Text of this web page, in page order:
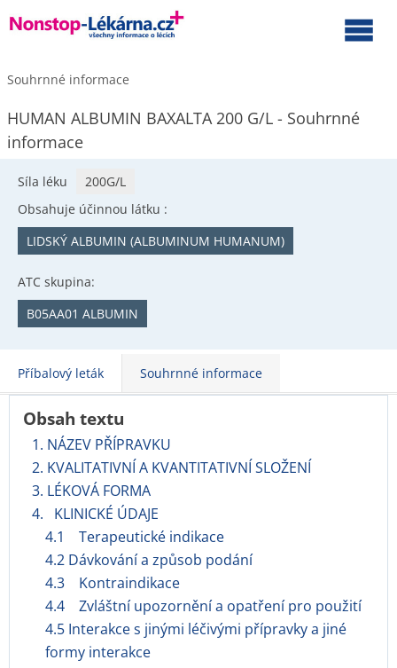
Souhrnné informace
HUMAN ALBUMIN BAXALTA 200 G/L - Souhrnné
informace
Síla léku
200G/L
Obsahuje účinnou látku :
LIDSKÝ ALBUMIN (ALBUMINUM HUMANUM)
ATC skupina:
B05AA01 ALBUMIN
Příbalový leták Souhrnné informace
Obsah textu
1. NÁZEV PŘÍPRAVKU
2. KVALITATIVNÍ A KVANTITATIVNÍ SLOŽENÍ
3. LÉKOVÁ FORMA
4. KLINICKÉ ÚDAJE
4.1 Terapeutické indikace
4.2 Dávkování a způsob podání
4.3 Kontraindikace
4.4 Zvláštní upozornění a opatření pro použití
4.5 Interakce s jinými léčivými přípravky a jiné
formy interakce